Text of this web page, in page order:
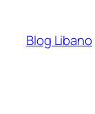
Blog Libano